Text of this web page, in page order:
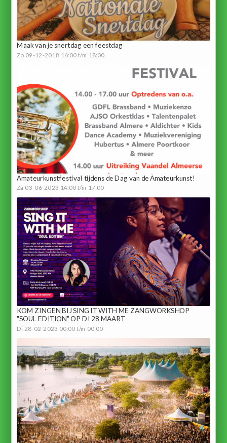
Maak van je snertdag een feestdag
Zo 09-12-2018 16:00 t/m 18:00
Amateurkunstfestival tijdens de Dag van de Amateurkunst!
Za 03-06-2023 14:00 t/m 17:00
KOM ZINGEN BIJ SING IT WITH ME ZANGWORKSHOP
"SOUL EDITION" OP DI 28 MAART
Di 28-02-2023 00:00 t/m 00:00